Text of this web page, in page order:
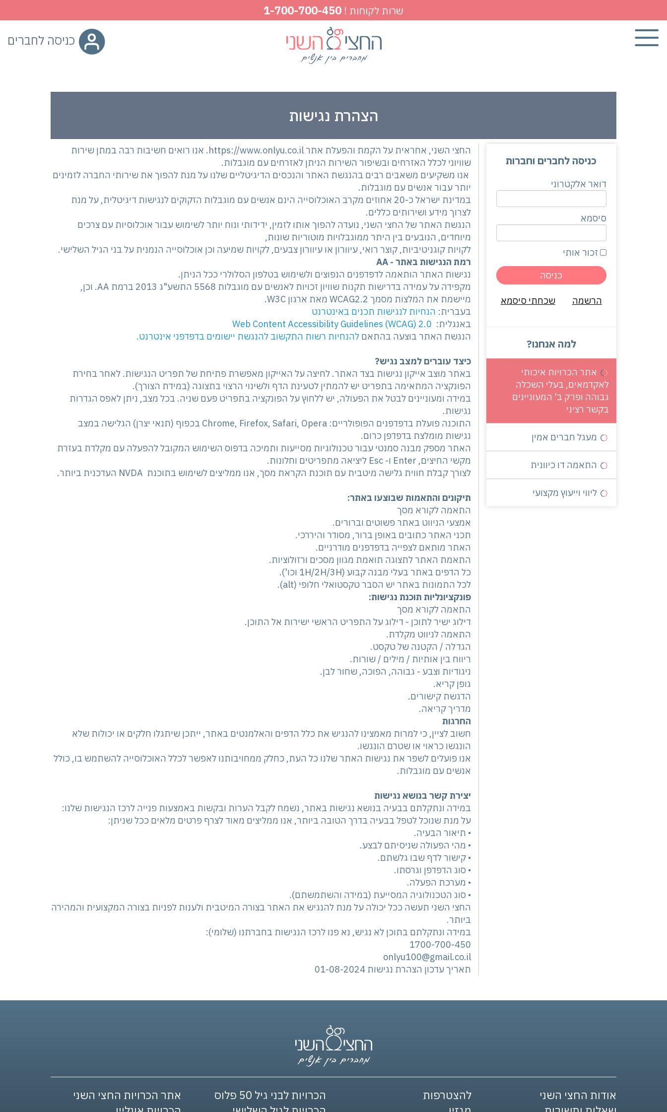
שרות לקוחות ! 1-700-700-450
הצהרת נגישות
החצי השני, אחראית על הקמת והפעלת אתר https://www.onlyu.co.il. אנו רואים חשיבות רבה במתן שירות
שוויוני לכלל האזרחים ובשיפור השירות הניתן לאזרחים עם מוגבלות.
אנו משקיעים משאבים רבים בהנגשת האתר והנכסים הדיגיטליים שלנו על מנת להפוך את שירותי החברה לזמינים
יותר עבור אנשים עם מוגבלות.
במדינת ישראל כ-20 אחוזים מקרב האוכלוסייה הינם אנשים עם מוגבלות הזקוקים לנגישות דיגיטלית, על מנת
לצרוך מידע ושירותים כללים.
הנגשת האתר של החצי השני, נועדה להפוך אותו לזמין, ידידותי ונוח יותר לשימוש עבור אוכלוסיות עם צרכים
מיוחדים, הנובעים בין היתר ממוגבלויות מוטוריות שונות,
לקויות קוגניטיביות, קוצר רואי, עיוורון או עיוורון צבעים, לקויות שמיעה וכן אוכלוסייה הנמנית על בני הגיל השלישי.
רמת הנגישות באתר - AA
נגישות האתר הותאמה לדפדפנים הנפוצים ולשימוש בטלפון הסלולרי ככל הניתן.
מקפידה על עמידה בדרישות תקנות שוויון זכויות לאנשים עם מוגבלות 5568 התשע"ג 2013 ברמת AA. וכן,
מיישמת את המלצות מסמך WCAG2.2 מאת ארגון W3C.
בעברית: הנחיות לנגישות תכנים באינטרנט
באנגלית:
הנגשת האתר בוצעה בהתאםלהנחיות רשות התקשוב להנגשת יישומים בדפדפני אינטרנט.
כיצד עוברים למצב נגיש?
באתר מוצב אייקון נגישות בצד האתר. לחיצה על האייקון מאפשרת פתיחת של תפריט הנגישות. לאחר בחירת
הפונקציה המתאימה בתפריט יש להמתין לטעינת הדף ולשינוי הרצוי בתצוגה (במידת הצורך).
במידה ומעוניינים לבטל את הפעולה, יש ללחוץ על הפונקציה בתפריט פעם שניה. בכל מצב, ניתן לאפס הגדרות
נגישות.
התוכנה פועלת בדפדפנים הפופולריים: Chrome, Firefox, Safari, Opera בכפוף (תנאי יצרן) הגלישה במצב
נגישות מומלצת בדפדפן כרום.
האתר מספק מבנה סמנטי עבור טכנולוגיות מסייעות ותמיכה בדפוס השימוש המקובל להפעלה עם מקלדת בעזרת
מקשי החיצים, Enter ו- Esc ליציאה מתפריטים וחלונות.
לצורך קבלת חווית גלישה מיטבית עם תוכנת הקראת מסך, אנו ממליצים לשימוש בתוכנת NVDA העדכנית ביותר.
תיקונים והתאמות שבוצעו באתר:
התאמה לקורא מסך
אמצעי הניווט באתר פשוטים וברורים.
תכני האתר כתובים באופן ברור, מסודר והיררכי.
האתר מותאם לצפייה בדפדפנים מודרניים.
התאמת האתר לתצוגה תואמת מגוון מסכים ורזולוציות.
כל הדפים באתר בעלי מבנה קבוע (1H/2H/3H וכו').
לכל התמונות באתר יש הסבר טקסטואלי חלופי (alt).
פונקציונליות תוכנת נגישות:
התאמה לקורא מסך
דילוג ישיר לתוכן - דילוג על התפריט הראשי ישירות אל התוכן.
התאמה לניווט מקלדת.
הגדלה / הקטנה של טקסט.
ריווח בין אותיות / מילים / שורות.
ניגודיות וצבע - גבוהה, הפוכה, שחור לבן.
גופן קריא.
הדגשת קישורים.
מדריך קריאה.
החרגות
חשוב לציין, כי למרות מאמצינו להנגיש את כלל הדפים והאלמנטים באתר, ייתכן שיתגלו חלקים או יכולות שלא
הונגשו כראוי או שטרם הונגשו.
אנו פועלים לשפר את נגישות האתר שלנו כל העת, כחלק ממחויבותנו לאפשר לכלל האוכלוסייה להשתמש בו, כולל
אנשים עם מוגבלות.
יצירת קשר בנושא נגישות
במידה ונתקלתם בבעיה בנושא נגישות באתר, נשמח לקבל הערות ובקשות באמצעות פנייה לרכז הנגישות שלנו:
על מנת שנוכל לטפל בבעיה בדרך הטובה ביותר, אנו ממליצים מאוד לצרף פרטים מלאים ככל שניתן:
• תיאור הבעיה.
• מהי הפעולה שניסיתם לבצע.
• קישור לדף שבו גלשתם.
• סוג הדפדפן וגרסתו.
• מערכת הפעלה.
• סוג הטכנולוגיה המסייעת (במידה והשתמשתם).
החצי השני תעשה ככל יכולה על מנת להנגיש את האתר בצורה המיטבית ולענות לפניות בצורה המקצועית והמהירה
ביותר.
במידה ונתקלתם בתוכן לא נגיש, נא פנו לרכז הנגישות בחברתנו (שלומי):
1700-700-450
onlyu100@gmail.co.il
תאריך עדכון הצהרת נגישות 01-08-2024
כניסה לחברים וחברות
דואר אלקטרוני
סיסמא
זכור אותי
הרשמה שכחתי סיסמא
למה אנחנו?
אתר הכרויות איכותי
לאקדמאים, בעלי השכלה
גבוהה ופרק ב' המעוניינים
בקשר רציני
מעגל חברים אמין
התאמה דו כיוונית
ליווי וייעוץ מקצועי
אתר הכרויות החצי השני
הכרויות לבני גיל 50 פלוס
להצטרפות
אודות החצי השני